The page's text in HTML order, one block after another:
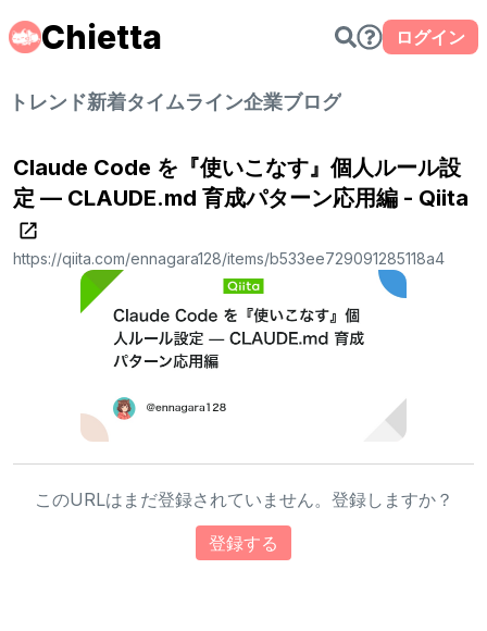
Chietta ログイン
トレンド新着タイムライン企業ブログ
Claude Code を『使いこなす』個人ルール設
定 — CLAUDE.md 育成パターン応用編 - Qiita
https://qiita.com/ennagara128/items/b533ee729091285118a4
このURLはまだ登録されていません。登録しますか？
登録する